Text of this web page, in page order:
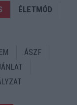
ÉLETMÓD
ÁSZF